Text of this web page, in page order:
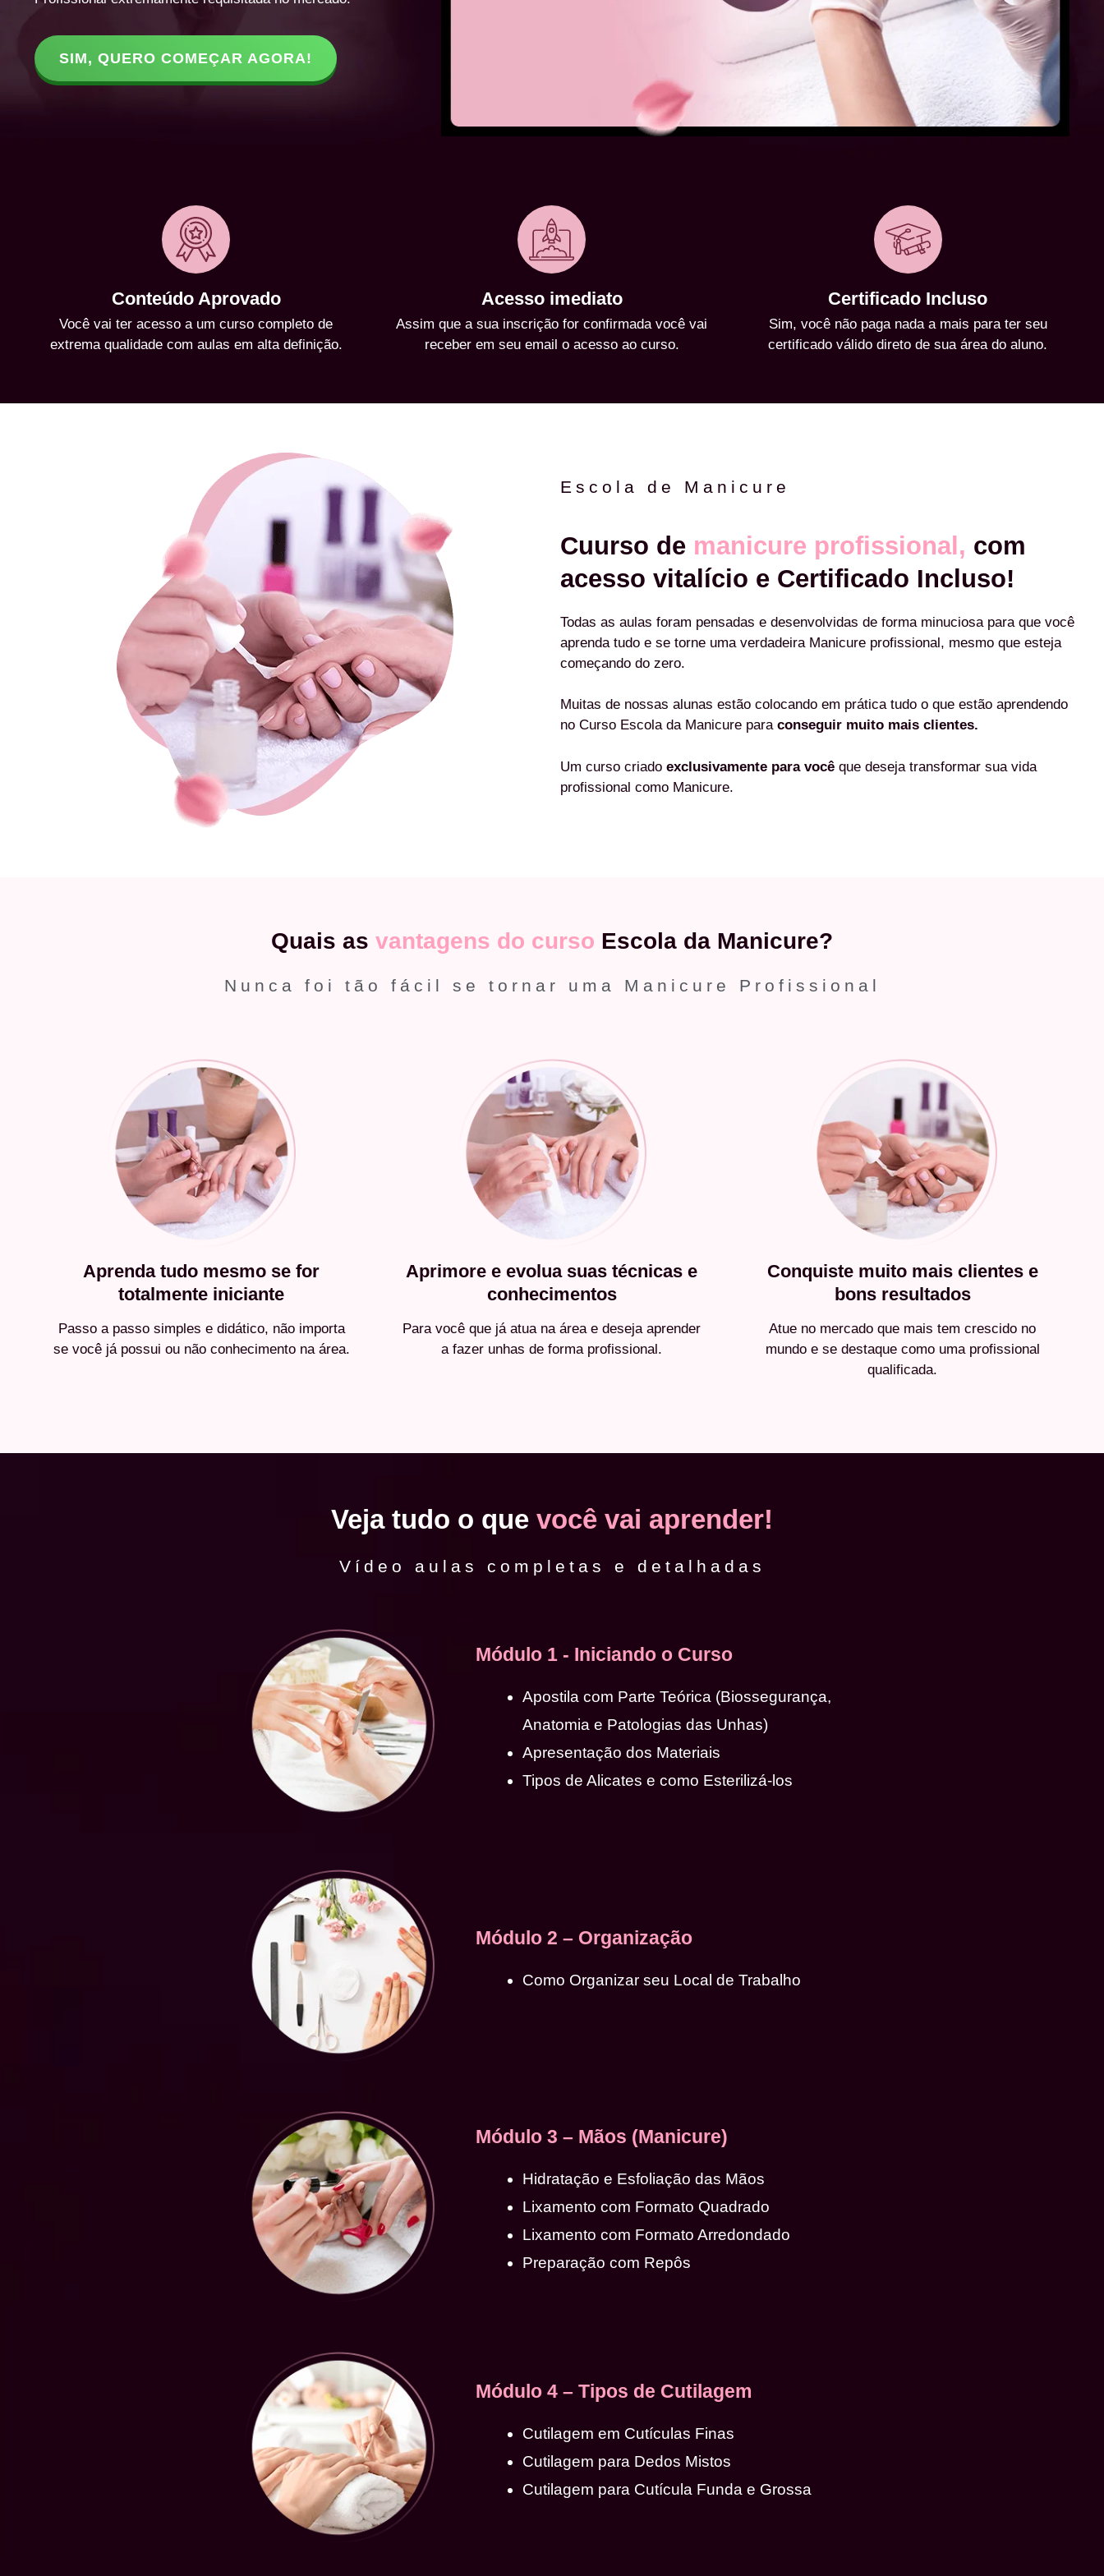
SIM, QUERO COMEÇAR AGORA!
Conteúdo Aprovado
Você vai ter acesso a um curso completo de
extrema qualidade com aulas em alta definição.
Acesso imediato
Assim que a sua inscrição for confirmada você vai
receber em seu email o acesso ao curso.
Certificado Incluso
Sim, você não paga nada a mais para ter seu
certificado válido direto de sua área do aluno.
Escola de Manicure
Cuurso de manicure profissional, com
acesso vitalício e Certificado Incluso!
Todas as aulas foram pensadas e desenvolvidas de forma minuciosa para que você
aprenda tudo e se torne uma verdadeira Manicure profissional, mesmo que esteja
começando do zero.
Muitas de nossas alunas estão colocando em prática tudo o que estão aprendendo
no Curso Escola da Manicure para conseguir muito mais clientes.
Um curso criado exclusivamente para você que deseja transformar sua vida
profissional como Manicure.
Quais as vantagens do curso Escola da Manicure?
Nunca foi tão fácil se tornar uma Manicure Profissional
Aprenda tudo mesmo se for
totalmente iniciante
Passo a passo simples e didático, não importa
se você já possui ou não conhecimento na área.
Aprimore e evolua suas técnicas e
conhecimentos
Para você que já atua na área e deseja aprender
a fazer unhas de forma profissional.
Conquiste muito mais clientes e
bons resultados
Atue no mercado que mais tem crescido no
mundo e se destaque como uma profissional
qualificada.
Veja tudo o que você vai aprender!
Vídeo aulas completas e detalhadas
Módulo 1 - Iniciando o Curso
Apostila com Parte Teórica (Biossegurança,
Anatomia e Patologias das Unhas)
Apresentação dos Materiais
Tipos de Alicates e como Esterilizá-los
Módulo 2 – Organização
Como Organizar seu Local de Trabalho
Módulo 3 – Mãos (Manicure)
Hidratação e Esfoliação das Mãos
Lixamento com Formato Quadrado
Lixamento com Formato Arredondado
Preparação com Repôs
Módulo 4 – Tipos de Cutilagem
Cutilagem em Cutículas Finas
Cutilagem para Dedos Mistos
Cutilagem para Cutícula Funda e Grossa